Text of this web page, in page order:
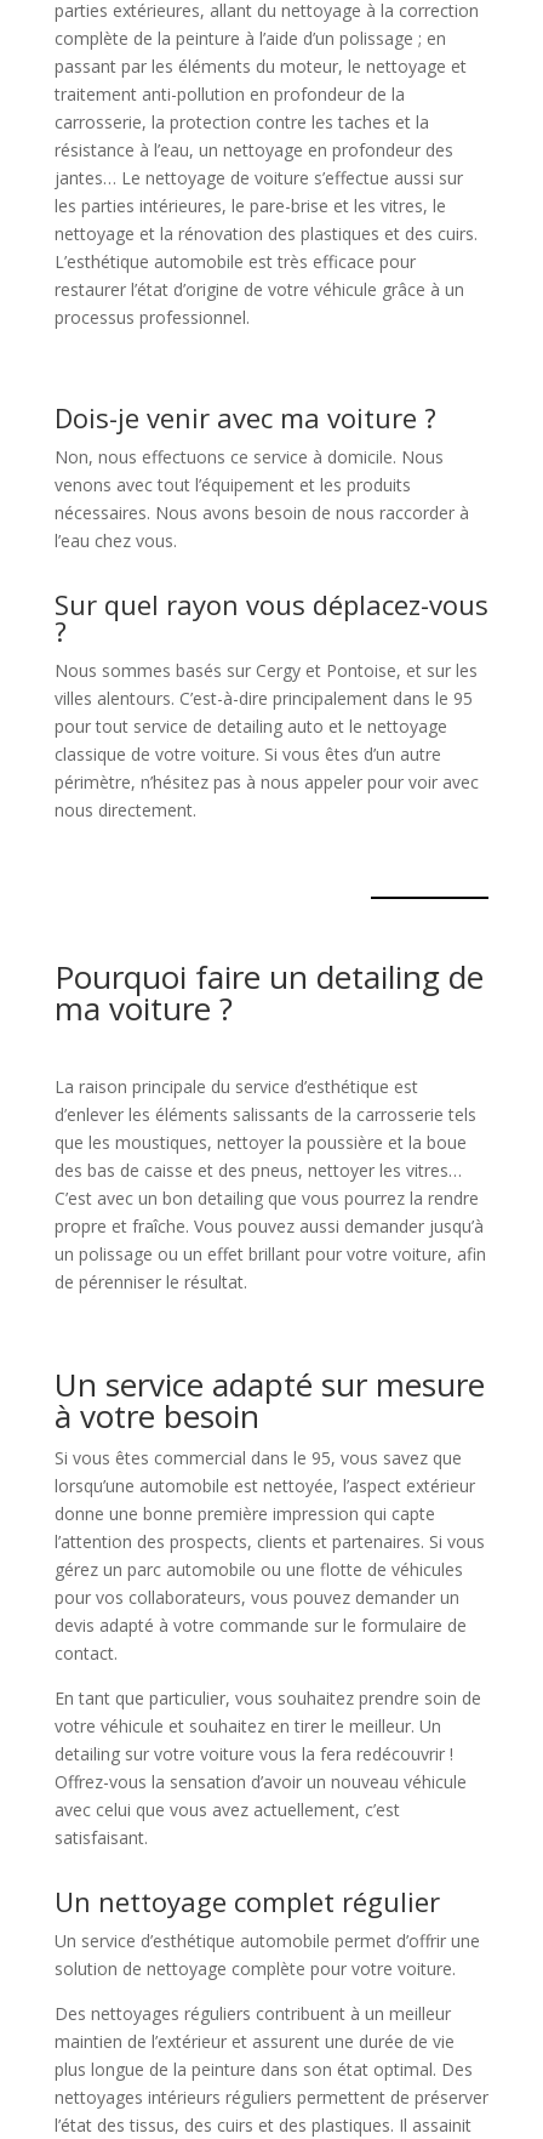
parties extérieures, allant du nettoyage à la correction
complète de la peinture à l’aide d’un polissage ; en
passant par les éléments du moteur, le nettoyage et
traitement anti-pollution en profondeur de la
carrosserie, la protection contre les taches et la
résistance à l’eau, un nettoyage en profondeur des
jantes… Le nettoyage de voiture s’effectue aussi sur
les parties intérieures, le pare-brise et les vitres, le
nettoyage et la rénovation des plastiques et des cuirs.
L’esthétique automobile est très efficace pour
restaurer l’état d’origine de votre véhicule grâce à un
processus professionnel.
Dois-je venir avec ma voiture ?
Non, nous effectuons ce service à domicile. Nous
venons avec tout l’équipement et les produits
nécessaires. Nous avons besoin de nous raccorder à
l’eau chez vous.
Sur quel rayon vous déplacez-vous
?
Nous sommes basés sur Cergy et Pontoise, et sur les
villes alentours. C’est-à-dire principalement dans le 95
pour tout service de detailing auto et le nettoyage
classique de votre voiture. Si vous êtes d’un autre
périmètre, n’hésitez pas à nous appeler pour voir avec
nous directement.
Pourquoi faire un detailing de
ma voiture ?
La raison principale du service d’esthétique est
d’enlever les éléments salissants de la carrosserie tels
que les moustiques, nettoyer la poussière et la boue
des bas de caisse et des pneus, nettoyer les vitres…
C’est avec un bon detailing que vous pourrez la rendre
propre et fraîche. Vous pouvez aussi demander jusqu’à
un polissage ou un effet brillant pour votre voiture, afin
de pérenniser le résultat.
Un service adapté sur mesure
à votre besoin
Si vous êtes commercial dans le 95, vous savez que
lorsqu’une automobile est nettoyée, l’aspect extérieur
donne une bonne première impression qui capte
l’attention des prospects, clients et partenaires. Si vous
gérez un parc automobile ou une flotte de véhicules
pour vos collaborateurs, vous pouvez demander un
devis adapté à votre commande sur le formulaire de
contact.
En tant que particulier, vous souhaitez prendre soin de
votre véhicule et souhaitez en tirer le meilleur. Un
detailing sur votre voiture vous la fera redécouvrir !
Offrez-vous la sensation d’avoir un nouveau véhicule
avec celui que vous avez actuellement, c’est
satisfaisant.
Un nettoyage complet régulier
Un service d’esthétique automobile permet d’offrir une
solution de nettoyage complète pour votre voiture.
Des nettoyages réguliers contribuent à un meilleur
maintien de l’extérieur et assurent une durée de vie
plus longue de la peinture dans son état optimal. Des
nettoyages intérieurs réguliers permettent de préserver
l’état des tissus, des cuirs et des plastiques. Il assainit